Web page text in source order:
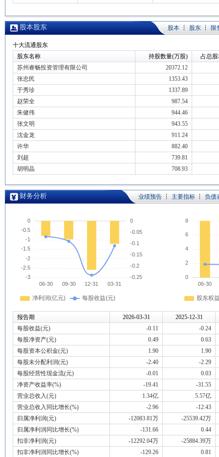
股本股东 股本 股东 限
十大流通股东
股东名称
持股数量(万股)
占总
苏州睿畅投资管理有限公司
20372.12
张忠民
1353.43
于秀珍
1337.89
赵荣全
987.54
朱健伟
944.46
张文明
943.55
沈金龙
911.24
许华
882.40
刘超
739.81
胡明晶
708.93
财务分析 业绩预告 主要指标 负债
报告期 2026-03-31
2025-12-31
每股收益(元)
-0.11
-0.24
每股净资产(元)
0.49
0.63
每股资本公积金(元)
1.90
1.90
每股未分配利润(元)
-2.40
-2.29
每股经营性现金流(元)
-0.01
0.03
净资产收益率(%)
-19.41
-31.55
营业总收入(元)
1.34亿
5.57亿
营业总收入同比增长(%)
-2.96
-12.43
归属净利润(元)
-12083.81万
-25539.42万
归属净利润同比增长(%)
-131.66
0.44
扣非净利润(元)
-12292.04万
-25884.39万
扣非净利润同比增长(%)
-129.26
0.81